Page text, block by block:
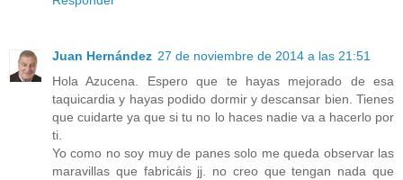
Juan Hernández 27 de noviembre de 2014 a las 21:51
Hola Azucena. Espero que te hayas mejorado de esa
taquicardia y hayas podido dormir y descansar bien. Tienes
que cuidarte ya que si tu no lo haces nadie va a hacerlo por
ti.
Yo como no soy muy de panes solo me queda observar las
maravillas que fabricáis jj. no creo que tengan nada que